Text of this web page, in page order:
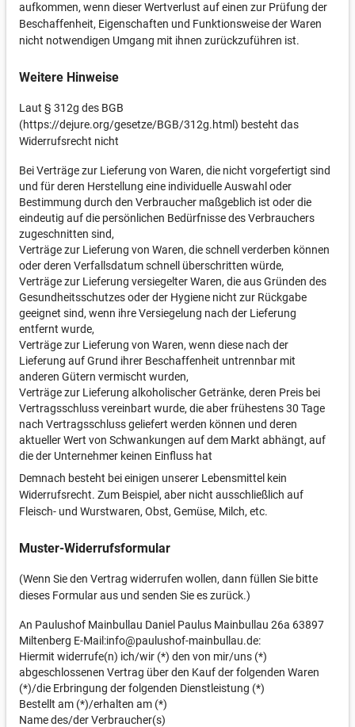
aufkommen, wenn dieser Wertverlust auf einen zur Prüfung der
Beschaffenheit, Eigenschaften und Funktionsweise der Waren
nicht notwendigen Umgang mit ihnen zurückzuführen ist.
Weitere Hinweise
Laut § 312g des BGB
(https://dejure.org/gesetze/BGB/312g.html) besteht das
Widerrufsrecht nicht
Bei Verträge zur Lieferung von Waren, die nicht vorgefertigt sind
und für deren Herstellung eine individuelle Auswahl oder
Bestimmung durch den Verbraucher maßgeblich ist oder die
eindeutig auf die persönlichen Bedürfnisse des Verbrauchers
zugeschnitten sind,
Verträge zur Lieferung von Waren, die schnell verderben können
oder deren Verfallsdatum schnell überschritten würde,
Verträge zur Lieferung versiegelter Waren, die aus Gründen des
Gesundheitsschutzes oder der Hygiene nicht zur Rückgabe
geeignet sind, wenn ihre Versiegelung nach der Lieferung
entfernt wurde,
Verträge zur Lieferung von Waren, wenn diese nach der
Lieferung auf Grund ihrer Beschaffenheit untrennbar mit
anderen Gütern vermischt wurden,
Verträge zur Lieferung alkoholischer Getränke, deren Preis bei
Vertragsschluss vereinbart wurde, die aber frühestens 30 Tage
nach Vertragsschluss geliefert werden können und deren
aktueller Wert von Schwankungen auf dem Markt abhängt, auf
die der Unternehmer keinen Einfluss hat
Demnach besteht bei einigen unserer Lebensmittel kein
Widerrufsrecht. Zum Beispiel, aber nicht ausschließlich auf
Fleisch- und Wurstwaren, Obst, Gemüse, Milch, etc.
Muster-Widerrufsformular
(Wenn Sie den Vertrag widerrufen wollen, dann füllen Sie bitte
dieses Formular aus und senden Sie es zurück.)
An Paulushof Mainbullau Daniel Paulus Mainbullau 26a 63897
Miltenberg E-Mail:info@paulushof-mainbullau.de:
Hiermit widerrufe(n) ich/wir (*) den von mir/uns (*)
abgeschlossenen Vertrag über den Kauf der folgenden Waren
(*)/die Erbringung der folgenden Dienstleistung (*)
Bestellt am (*)/erhalten am (*)
Name des/der Verbraucher(s)